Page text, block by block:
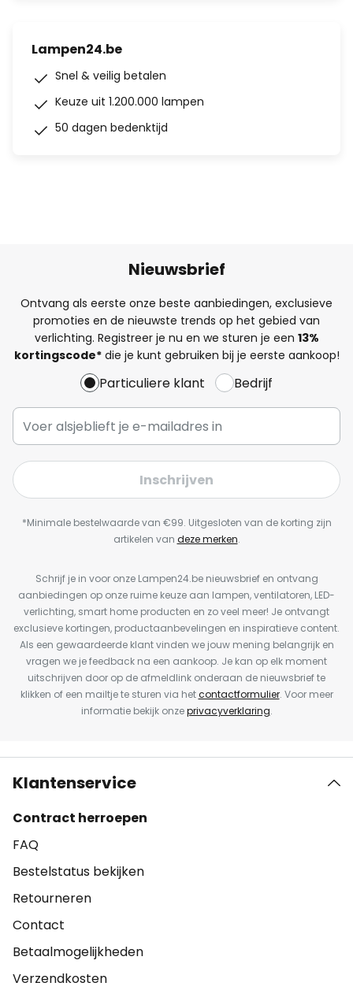
Lampen24.be
Snel & veilig betalen
Keuze uit 1.200.000 lampen
50 dagen bedenktijd
Nieuwsbrief
Ontvang als eerste onze beste aanbiedingen, exclusieve
promoties en de nieuwste trends op het gebied van
verlichting. Registreer je nu en we sturen je een 13%
kortingscode*die je kunt gebruiken bij je eerste aankoop!
Particuliere klant Bedrijf
Inschrijven
*Minimale bestelwaarde van €99. Uitgesloten van de korting zijn
artikelen van deze merken.
Schrijf je in voor onze Lampen24.be nieuwsbrief en ontvang
aanbiedingen op onze ruime keuze aan lampen, ventilatoren, LED-
verlichting, smart home producten en zo veel meer! Je ontvangt
exclusieve kortingen, productaanbevelingen en inspiratieve content.
Als een gewaardeerde klant vinden we jouw mening belangrijk en
vragen we je feedback na een aankoop. Je kan op elk moment
uitschrijven door op de afmeldlink onderaan de nieuwsbrief te
klikken of een mailtje te sturen via hetcontactformulier. Voor meer
informatie bekijk onzeprivacyverklaring.
Klantenservice
Contract herroepen
FAQ
Bestelstatus bekijken
Retourneren
Contact
Betaalmogelijkheden
Verzendkosten